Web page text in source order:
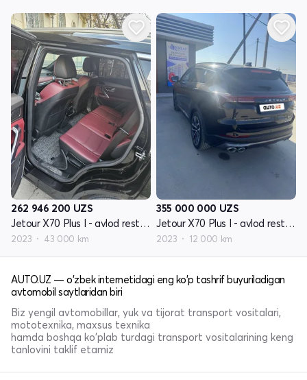
262 946 200 UZS
Jetour X70 Plus I - avlod restayling 1
2023 43 000 km
355 000 000 UZS
Jetour X70 Plus I - avlod restayling 1
2023 12 000 km
AUTO.UZ — o'zbek internetidagi eng ko'p tashrif buyuriladigan
avtomobil saytlaridan biri
Biz yengil avtomobillar, yuk va tijorat transport vositalari,
mototexnika, maxsus texnika
hamda boshqa ko'plab turdagi transport vositalarining keng
tanlovini taklif etamiz